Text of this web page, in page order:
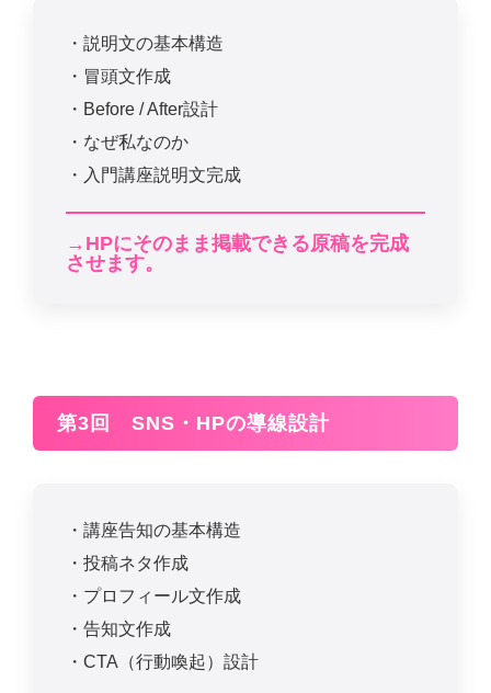
・説明文の基本構造
・冒頭文作成
・Before / After設計
・なぜ私なのか
・入門講座説明文完成
→HPにそのまま掲載できる原稿を完成
させます。
第3回 SNS・HPの導線設計
・講座告知の基本構造
・投稿ネタ作成
・プロフィール文作成
・告知文作成
・CTA（行動喚起）設計